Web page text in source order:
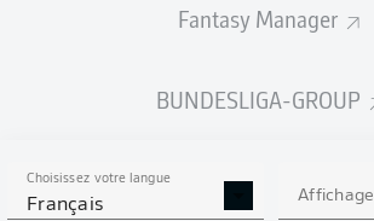
Fantasy Manager
BUNDESLIGA-GROUP
Choisissez votre langue
Français Affichage
0